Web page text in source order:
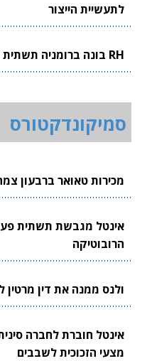
לתעשיית הייצור
RH בונה ברומניה תשתית ייצור ביטחוני ישראלית
סמיקונדקטורס
מכירות טאואר ברבעון צמחו
אינטל מגבשת תשתית
הרובוטיקה
ולנס ממנה את דין
אינטל חוברת לחברה
מצעי הזכוכית לשבבים